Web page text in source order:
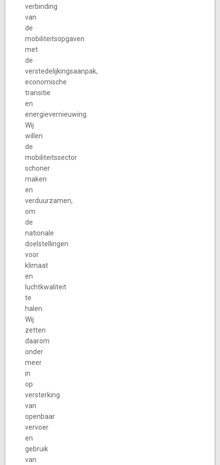
verbinding
van
de
mobiliteitsopgaven
met
de
verstedelijkingsaanpak,
economische
transitie
en
energievernieuwing.
Wij
willen
de
mobiliteitssector
schoner
maken
en
verduurzamen,
om
de
nationale
doelstellingen
voor
klimaat
en
luchtkwaliteit
te
halen.
Wij
zetten
daarom
onder
meer
in
op
versterking
van
openbaar
vervoer
en
gebruik
van